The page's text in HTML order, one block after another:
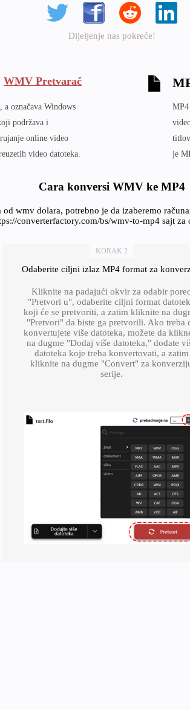
Dijeljenje nas pokreće!
WMV Pretvarač
označava Windows
podržava i
online video
video datoteka.
je
Cara konversi WMV ke MP4
wmv dolara, potrebno je da izaberemo
converterfactory.com/bs/wmv-to-mp4 sajt
KORAK 2
Odaberite ciljni izlaz MP4 format za
Kliknite na padajući okvir za odabir
"Pretvori u", odaberite ciljni format
koji će se pretvoriti, a zatim kliknite na
"Pretvori" da biste ga pretvorili. Ako treba
konvertujete više datoteka, možete da
na dugme "Dodaj više datoteka," dodate
datoteka koje treba konvertovati, a zatim
kliknite na dugme "Convert" za
serije.